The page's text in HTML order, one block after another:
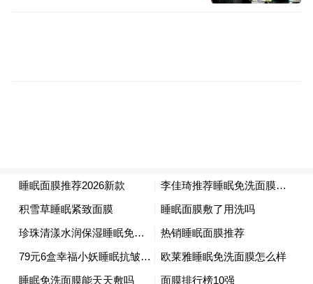
布，本平台仅提供信息存储空间服务。
Notice: The content above (including the videos,
pictures and audios if any) is uploaded and posted
by the user of Dafeng Hao, which is a social media
platform and merely provides information storage
space services.”